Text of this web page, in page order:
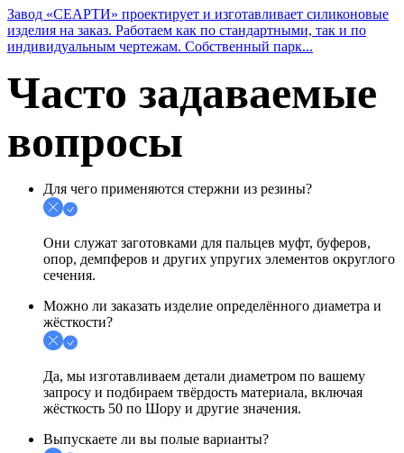
Завод «СЕАРТИ» проектирует и изготавливает силиконовые
изделия на заказ. Работаем как по стандартными, так и по
индивидуальным чертежам. Собственный парк...
Часто задаваемые
вопросы
Для чего применяются стержни из резины?
Они служат заготовками для пальцев муфт, буферов,
опор, демпферов и других упругих элементов округлого
сечения.
Можно ли заказать изделие определённого диаметра и
жёсткости?
Да, мы изготавливаем детали диаметром по вашему
запросу и подбираем твёрдость материала, включая
жёсткость 50 по Шору и другие значения.
Выпускаете ли вы полые варианты?